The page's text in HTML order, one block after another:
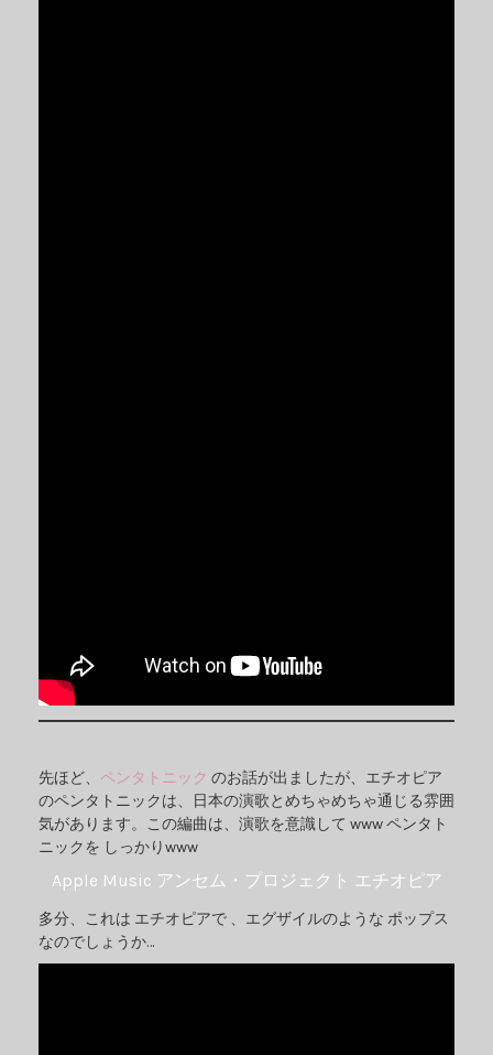
先ほど、 ペンタトニック のお話が出ましたが、エチオピア
のペンタトニックは、日本の演歌とめちゃめちゃ通じる雰囲
気があります。この編曲は、演歌を意識して www ペンタト
ニックを しっかりwww
Apple Music アンセム・プロジェクト エチオピア
多分、これは エチオピアで 、エグザイルのような ポップス
なのでしょうか…